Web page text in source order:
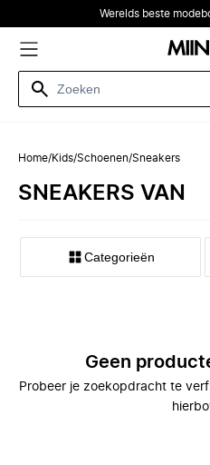
Werelds beste
Home/Kids/Schoenen/Sneakers
SNEAKERS VAN
Categorieën
Geen
Probeer je zoekopdracht te